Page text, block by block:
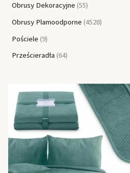
Obrusy Dekoracyjne 55
Obrusy Plamoodporne 4528
Pościele 9
Prześcieradła 64